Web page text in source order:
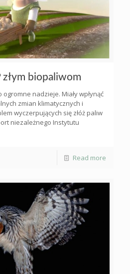
złym biopaliwom
nadzieje. Miały wpłynąć
zmian klimatycznych i
wyczerpujących się złóż paliw
niezależnego Instytutu
Read more